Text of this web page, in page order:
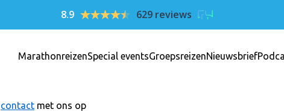
8.9 629 reviews
MarathonreizenSpecial eventsGroepsreizenNieuwsbrief
contact met ons op